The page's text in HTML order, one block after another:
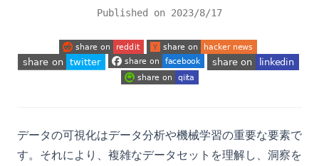
Published on 2023/8/17
(opens in a new tab)(opens in a new tab)
(opens in a new tab)(opens in a new tab)
データの可視化はデータ分析や機械学習の重要な要素で
す。それにより、複雑なデータセットを理解し、洞察を